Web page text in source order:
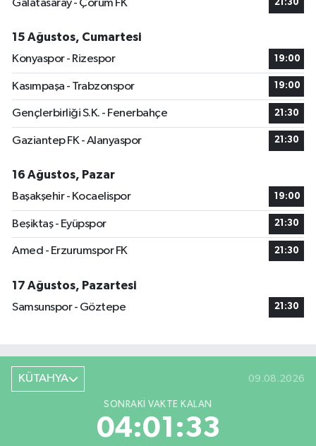
Galatasaray - Çorum FK
21:30
15 Ağustos, Cumartesi
Konyaspor - Rizespor
19:00
Kasımpaşa - Trabzonspor 19:00
Gençlerbirliği S.K. - Fenerbahçe 21:30
Gaziantep FK - Alanyaspor 21:30
16 Ağustos, Pazar
Başakşehir - Kocaelispor
19:00
Beşiktaş - Eyüpspor 21:30
Amed - Erzurumspor FK 21:30
17 Ağustos, Pazartesi
Samsunspor - Göztepe
21:30
KÜTAHYA 09.08.2026
SONRAKI VAKTE KALAN
04:01:33